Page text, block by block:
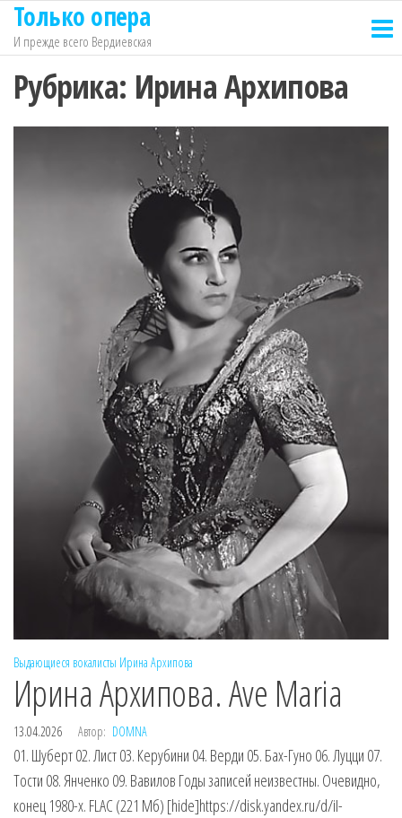
Перейти
содержимому
Только опера
И прежде всего Вердиевская
Рубрика: Ирина Архипова
Выдающиеся вокалисты Ирина Архипова
Ирина Архипова. Ave Maria
13.04.2026 Автор: DOMNA
01. Шуберт 02. Лист 03. Керубини 04. Верди 05. Бах-Гуно 06. Луцци 07.
Тости 08. Янченко 09. Вавилов Годы записей неизвестны. Очевидно,
конец 1980-х. FLAC (221 Мб) [hide]https://disk.yandex.ru/d/iI-